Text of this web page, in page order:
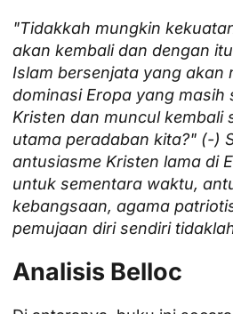
"Tidakkah mungkin
akan kembali dan dengan
Islam bersenjata yang akan
dominasi Eropa yang masih
Kristen dan muncul kembali
utama peradaban kita?" (-)
antusiasme Kristen lama di
untuk sementara waktu,
kebangsaan, agama
pemujaan diri sendiri
Analisis Belloc